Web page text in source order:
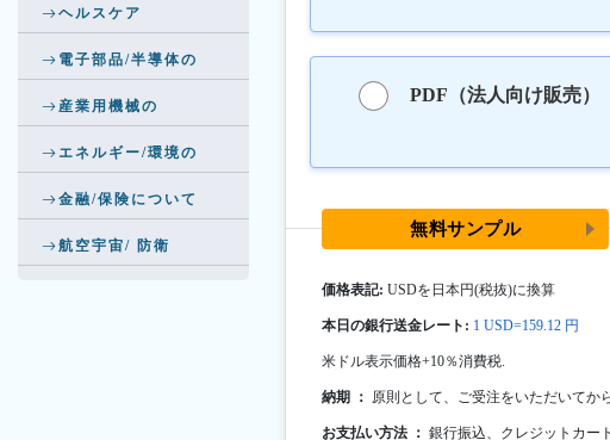
ヘルスケア
電子部品/半導体の
産業用機械の
エネルギー/環境の
金融/保険について
航空宇宙/ 防衛
PDF（法人向け販売）
無料サンプル
価格表記: USDを日本円(税抜)に換算
本日の銀行送金レート: 1 USD=159.12 円
米ドル表示価格+10％消費税.
納期 ： 原則として、ご受注をいただいてか
お支払い方法 ： 銀行振込、クレジットカー